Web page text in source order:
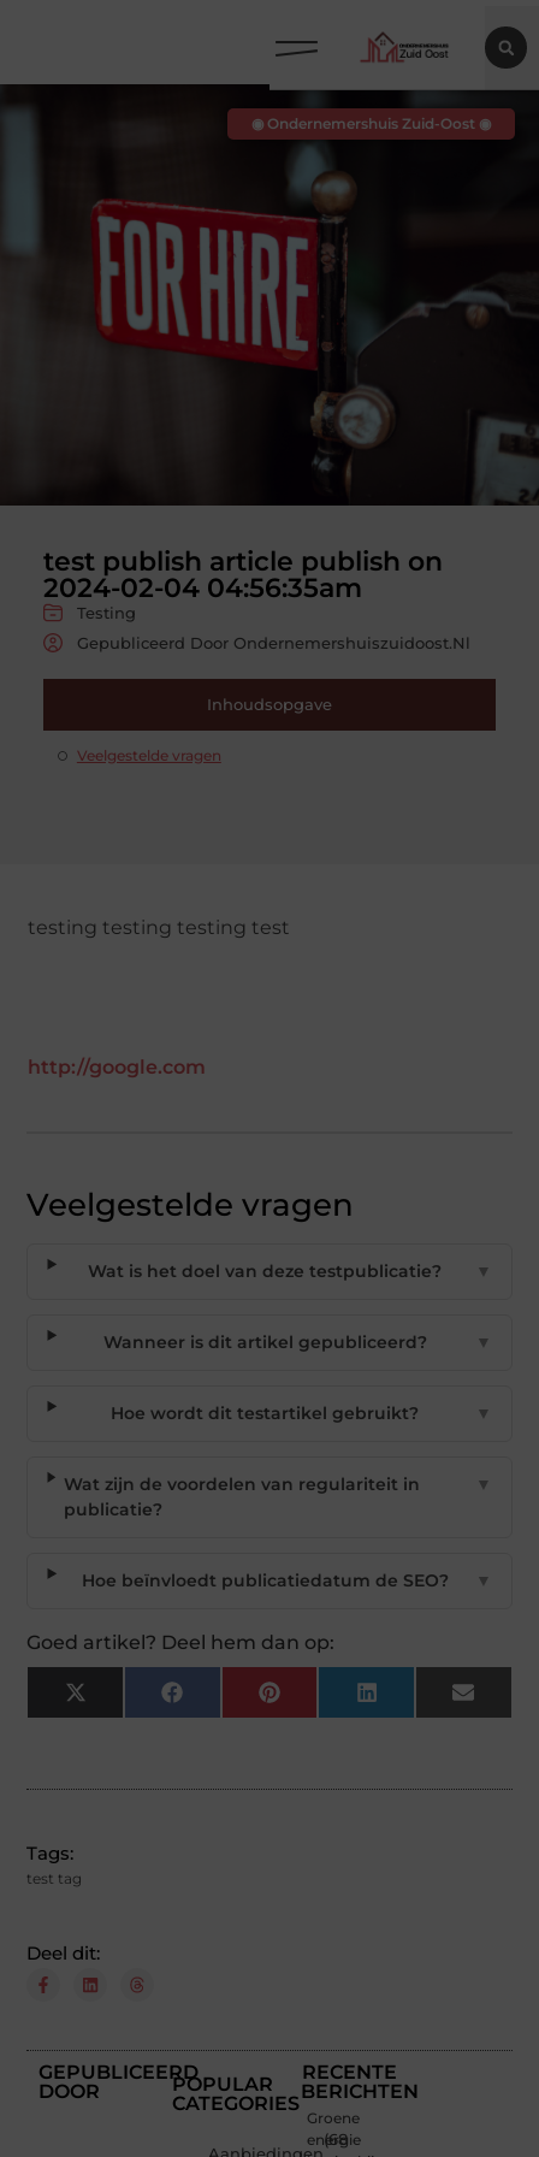
test publish article publish on
2024-02-04 04:56:35am
Testing
Gepubliceerd Door Ondernemershuiszuidoost.nl
Inhoudsopgave
Veelgestelde vragen
◉ Ondernemershuis Zuid-Oost ◉
testing testing testing test
http://google.com
Veelgestelde vragen
Wat is het doel van deze testpublicatie? ▼
Wanneer is dit artikel gepubliceerd? ▼
Hoe wordt dit testartikel gebruikt? ▼
Wat zijn de voordelen van regulariteit in
publicatie?
▼
Hoe beïnvloedt publicatiedatum de SEO? ▼
Goed artikel? Deel hem dan op:
X
(Twitter)
Facebook Pinterest LinkedIn Email
Tags:
test tag
Deel dit:
GEPUBLICEERD
DOOR
POPULAR
CATEGORIES
(68
RECENTE
BERICHTEN
Groene
energie